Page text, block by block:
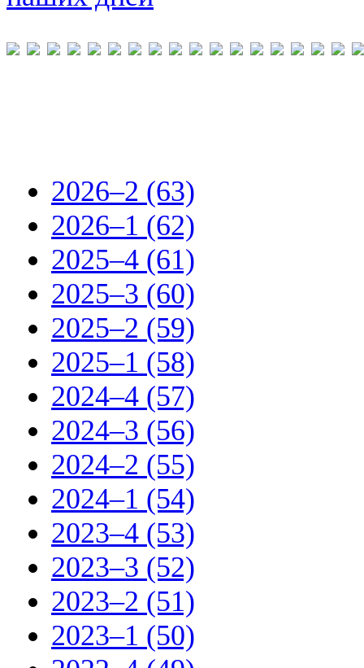
2026–2 (63)
2026–1 (62)
2025–4 (61)
2025–3 (60)
2025–2 (59)
2025–1 (58)
2024–4 (57)
2024–3 (56)
2024–2 (55)
2024–1 (54)
2023–4 (53)
2023–3 (52)
2023–2 (51)
2023–1 (50)